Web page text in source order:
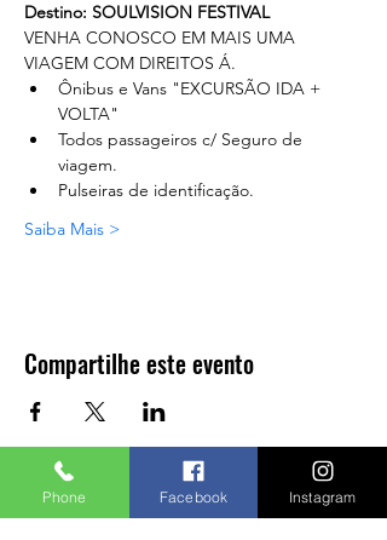
Destino: SOULVISION FESTIVAL
VENHA CONOSCO EM MAIS UMA
VIAGEM COM DIREITOS Á.
Ônibus e Vans "EXCURSÃO IDA +
VOLTA"
Todos passageiros c/ Seguro de
viagem.
Pulseiras de identificação.
Saiba Mais >
Compartilhe este evento
A agência fica localizada em:
Phone Facebook Instagram